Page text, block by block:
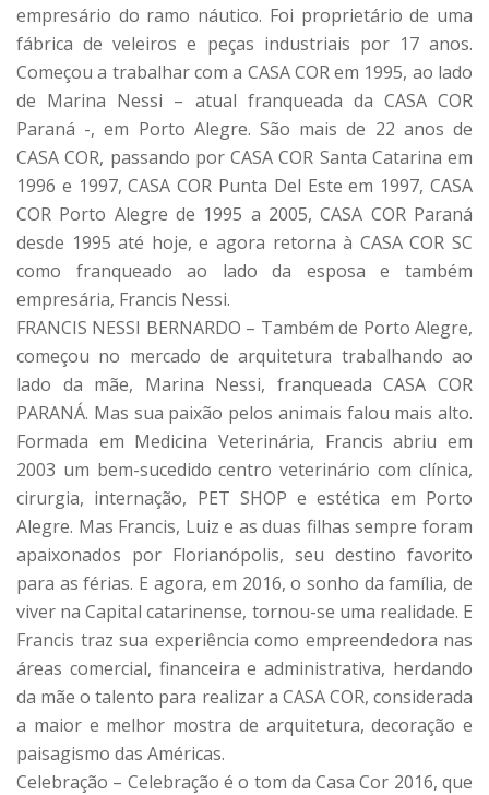
empresário do ramo náutico. Foi proprietário de uma
fábrica de veleiros e peças industriais por 17 anos.
Começou a trabalhar com a CASA COR em 1995, ao lado
de Marina Nessi – atual franqueada da CASA COR
Paraná -, em Porto Alegre. São mais de 22 anos de
CASA COR, passando por CASA COR Santa Catarina em
1996 e 1997, CASA COR Punta Del Este em 1997, CASA
COR Porto Alegre de 1995 a 2005, CASA COR Paraná
desde 1995 até hoje, e agora retorna à CASA COR SC
como franqueado ao lado da esposa e também
empresária, Francis Nessi. ‪
FRANCIS NESSI BERNARDO – Também de Porto Alegre,
começou no mercado de arquitetura trabalhando ao
lado da mãe, Marina Nessi, franqueada CASA COR
PARANÁ. Mas sua paixão pelos animais falou mais alto.
Formada em Medicina Veterinária, Francis abriu em
2003 um bem-sucedido centro veterinário com clínica,
cirurgia, internação, PET SHOP e estética em Porto
Alegre. Mas Francis, Luiz e as duas filhas sempre foram
apaixonados por Florianópolis, seu destino favorito
para as férias. E agora, em 2016, o sonho da família, de
viver na Capital catarinense, tornou-se uma realidade. E
Francis traz sua experiência como empreendedora nas
áreas comercial, financeira e administrativa, herdando
da mãe o talento para realizar a CASA COR, considerada
a maior e melhor mostra de arquitetura, decoração e
paisagismo das Américas.
Celebração – Celebração é o tom da Casa Cor 2016, que